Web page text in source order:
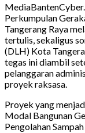
Perkumpulan
Tangerang Raya
tertulis, sekaligus
(DLH) Kota
tegas ini diambil
pelanggaran
proyek raksasa.
Proyek yang
Modal Bangunan
Pengolahan